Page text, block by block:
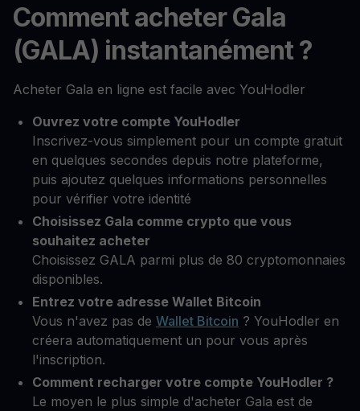
Comment acheter Gala
(GALA) instantanément ?
Acheter Gala en ligne est facile avec YouHodler
Ouvrez votre compte YouHodler
Inscrivez-vous simplement pour un compte gratuit
en quelques secondes depuis notre plateforme,
puis ajoutez quelques informations personnelles
pour vérifier votre identité
Choisissez Gala comme crypto que vous
souhaitez acheter
Choisissez GALA parmi plus de 80 cryptomonnaies
disponibles.
Entrez votre adresse Wallet Bitcoin
Vous n'avez pas de Wallet Bitcoin ? YouHodler en
créera automatiquement un pour vous après
l'inscription.
Comment recharger votre compte YouHodler ?
Le moyen le plus simple d'acheter Gala est de